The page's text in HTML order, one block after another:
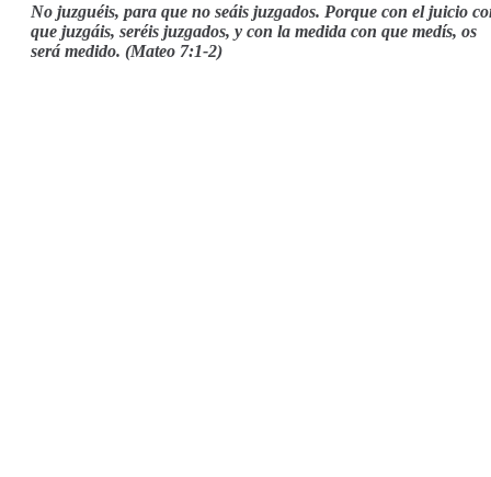
No juzguéis, para que no seáis juzgados. Porque con el juicio
que juzgáis, seréis juzgados, y con la medida con que medís, os
será medido. (Mateo 7:1-2)